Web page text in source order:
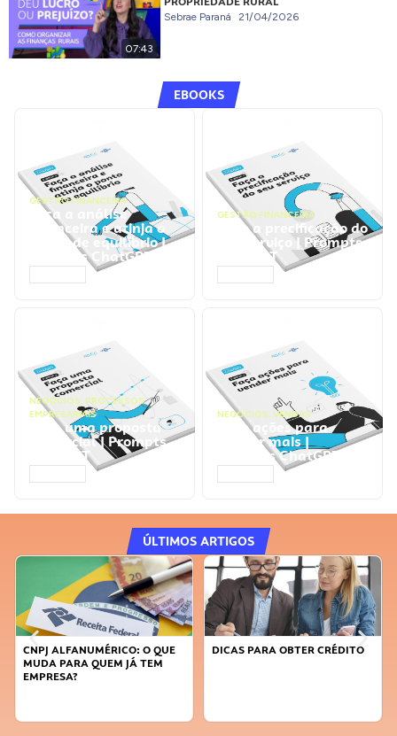
07:43
Sebrae Paraná 21/04/2026
EBOOKS
GESTÃO FINANCEIRA
Faça a análise
financeira e atinja o
ponto de equilíbrio |
Prompts ChatGPT
GESTÃO FINANCEIRA
Faça a precificação do
seu serviço | Prompts
ChatGPT
NEGÓCIOS, PROCESSOS
EMPRESARIAIS
Faça uma proposta
comercial | Prompts
ChatGPT
NEGÓCIOS, VENDAS
Faça ações para
vender mais |
Prompts ChatGPT
ÚLTIMOS ARTIGOS
DICAS PARA OBTER CRÉDITO
FAÇA A DIFERENÇA: SEJA